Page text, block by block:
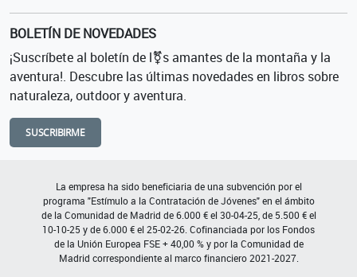
BOLETÍN DE NOVEDADES
¡Suscríbete al boletín de l⚧s amantes de la montaña y la
aventura!. Descubre las últimas novedades en libros sobre
naturaleza, outdoor y aventura.
SUSCRIBIRME
La empresa ha sido beneficiaria de una subvención por el
programa "Estímulo a la Contratación de Jóvenes" en el ámbito
de la Comunidad de Madrid de 6.000 € el 30-04-25, de 5.500 € el
10-10-25 y de 6.000 € el 25-02-26. Cofinanciada por los Fondos
de la Unión Europea FSE + 40,00 % y por la Comunidad de
Madrid correspondiente al marco financiero 2021-2027.